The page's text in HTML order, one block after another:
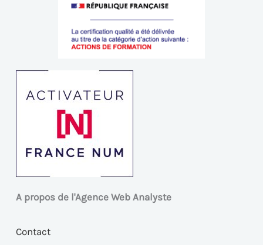
A propos de l'Agence Web Analyste
Contact